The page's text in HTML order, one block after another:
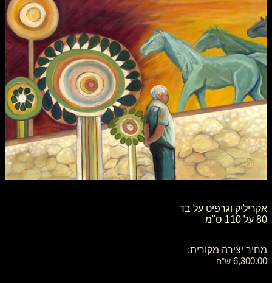
אקריליק וגרפיט על בד
80 על 110 ס"מ
מחיר יצירה מקורית:
6,300.00 ש"ח